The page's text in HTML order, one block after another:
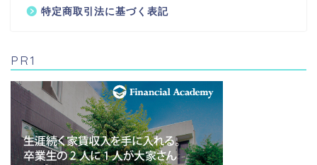
特定商取引法に基づく表記
PR1